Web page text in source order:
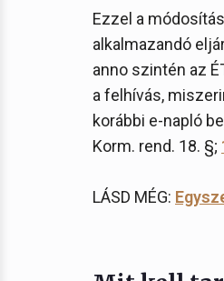
Ezzel a
alkalmazandó
anno szintén az
a felhívás,
korábbi e-napló
Korm. rend. 18. §;
LÁSD MÉG: